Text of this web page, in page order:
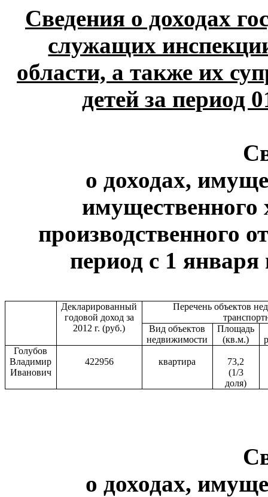
Сведения о доходах
служащих
области, а также их
детей за период
о доходах,
имущественного
производственного
период с 1 января
Декларированный
годовой доход за
2012 г. (руб.)
Перечень объектов
Вид объектов
недвижимости
Площадь
(кв.м.)
Голубов
Владимир
Иванович
422956 квартира
73,2
(1/3
доля)
о доходах,